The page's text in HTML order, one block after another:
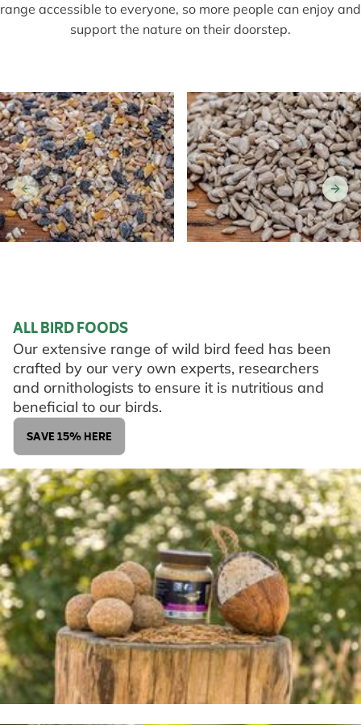
range accessible to everyone, so more people can enjoy and
support the nature on their doorstep.
ALL BIRD FOODS
Our extensive range of wild bird feed has been
crafted by our very own experts, researchers
and ornithologists to ensure it is nutritious and
beneficial to our birds.
SAVE 15% HERE